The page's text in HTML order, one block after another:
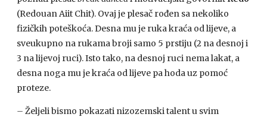
(Redouan Aiit Chit). Ovaj je plesač rođen sa nekoliko
fizičkih poteškoća. Desna mu je ruka kraća od lijeve, a
sveukupno na rukama broji samo 5 prstiju (2 na desnoj i
3 na lijevoj ruci). Isto tako, na desnoj ruci nema lakat, a
desna noga mu je kraća od lijeve pa hoda uz pomoć
proteze.
– Željeli bismo pokazati nizozemski talent u svim